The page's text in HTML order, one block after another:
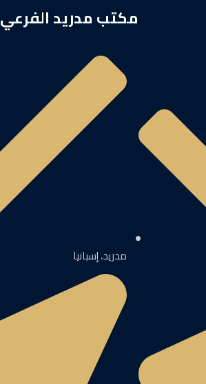
مكتب مدريد الفرعي
مدريد، إسبانيا